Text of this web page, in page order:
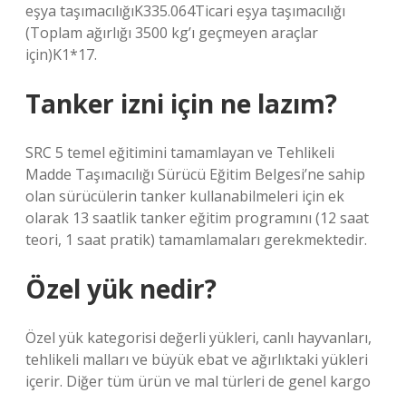
eşya taşımacılığıK335.064Ticari eşya taşımacılığı
(Toplam ağırlığı 3500 kg’ı geçmeyen araçlar
için)K1*17.
Tanker izni için ne lazım?
SRC 5 temel eğitimini tamamlayan ve Tehlikeli
Madde Taşımacılığı Sürücü Eğitim Belgesi’ne sahip
olan sürücülerin tanker kullanabilmeleri için ek
olarak 13 saatlik tanker eğitim programını (12 saat
teori, 1 saat pratik) tamamlamaları gerekmektedir.
Özel yük nedir?
Özel yük kategorisi değerli yükleri, canlı hayvanları,
tehlikeli malları ve büyük ebat ve ağırlıktaki yükleri
içerir. Diğer tüm ürün ve mal türleri de genel kargo